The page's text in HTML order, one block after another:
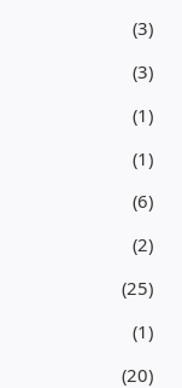
(3)
(3)
(1)
(1)
(6)
(2)
(25)
(1)
(20)